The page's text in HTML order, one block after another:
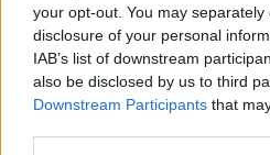
your opt-out. You may
disclosure of your personal
IAB’s list of downstream
also be disclosed by us to third
Downstream Participants that
Często sprawdzane
Nie lubię Ani ani nie lubię Hani
Co za look!